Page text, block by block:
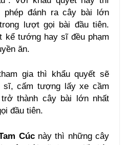
đánh ra cây bài lớn
lượt gọi bài đầu tiên.
kể tướng hay sĩ đều phạm
ăn.
gia thì khẩu quyết sẽ
sĩ, cấm tượng lấy xe cầm
thành cây bài lớn nhất
đầu tiên.
Cúcnày thì những cây